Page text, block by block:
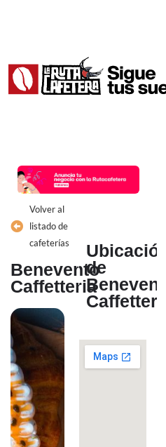
Volver al
listado de
cafeterías
Benevento
Caffetteria
Ubicación
de
Benevento
Caffetteria